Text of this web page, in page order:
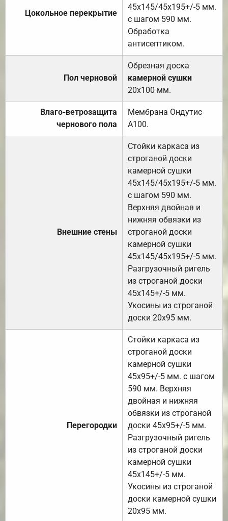
Цокольное перекрытие
45х145/45х195+/-5 мм.
с шагом 590 мм.
Обработка
антисептиком.
Пол черновой
Обрезная доска
камерной сушки
20х100 мм.
Влаго-ветрозащита
чернового пола
Мембрана Ондутис
А100.
Внешние стены
Стойки каркаса из
строганой доски
камерной сушки
45х145/45х195+/-5 мм.
с шагом 590 мм.
Верхняя двойная и
нижняя обвязки из
строганой доски
камерной сушки
45х145/45х195+/-5 мм.
Разгрузочный ригель
из строганой доски
45х145+/-5 мм.
Укосины из строганой
доски 20х95 мм.
Перегородки
Стойки каркаса из
строганой доски
камерной сушки
45х95+/-5 мм. с шагом
590 мм. Верхняя
двойная и нижняя
обвязки из строганой
доски 45х95+/-5 мм.
Разгрузочный ригель
из строганой доски
камерной сушки
45х145+/-5 мм.
Укосины из строганой
доски камерной сушки
20х95 мм.